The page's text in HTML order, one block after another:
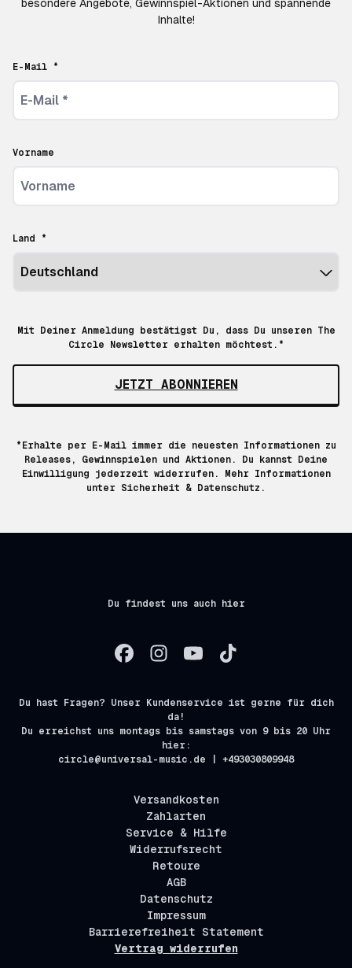
besondere Angebote, Gewinnspiel-Aktionen und spannende
Inhalte!
E-Mail *
Vorname
Land *
Mit Deiner Anmeldung bestätigst Du, dass Du unseren The
Circle Newsletter erhalten möchtest.*
JETZT ABONNIEREN
*Erhalte per E-Mail immer die neuesten Informationen zu
Releases, Gewinnspielen und Aktionen. Du kannst Deine
Einwilligung jederzeit widerrufen. Mehr Informationen
unter Sicherheit & Datenschutz.
Du findest uns auch hier
Du hast Fragen? Unser Kundenservice ist gerne für dich
da!
Du erreichst uns montags bis samstags von 9 bis 20 Uhr
hier:
circle@universal-music.de | +493030809948
Versandkosten
Zahlarten
Service & Hilfe
Widerrufsrecht
Retoure
AGB
Datenschutz
Impressum
Barrierefreiheit Statement
Vertrag widerrufen